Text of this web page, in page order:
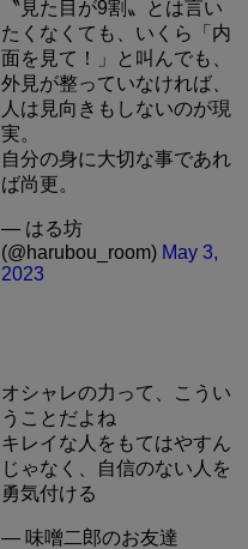
〝見た目が9割〟とは言い
たくなくても、いくら「内
面を見て！」と叫んでも、
外見が整っていなければ、
人は見向きもしないのが現
実。
自分の身に大切な事であれ
ば尚更。
— はる坊
(@harubou_room) May 3,
2023
オシャレの力って、こうい
うことだよね
キレイな人をもてはやすん
じゃなく、自信のない人を
勇気付ける
— 味噌二郎のお友達